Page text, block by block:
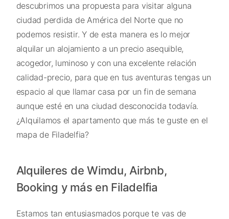
descubrimos una propuesta para visitar alguna
ciudad perdida de América del Norte que no
podemos resistir. Y de esta manera es lo mejor
alquilar un alojamiento a un precio asequible,
acogedor, luminoso y con una excelente relación
calidad-precio, para que en tus aventuras tengas un
espacio al que llamar casa por un fin de semana
aunque esté en una ciudad desconocida todavía.
¿Alquilamos el apartamento que más te guste en el
mapa de Filadelfia?
Alquileres de Wimdu, Airbnb,
Booking y más en Filadelfia
Estamos tan entusiasmados porque te vas de